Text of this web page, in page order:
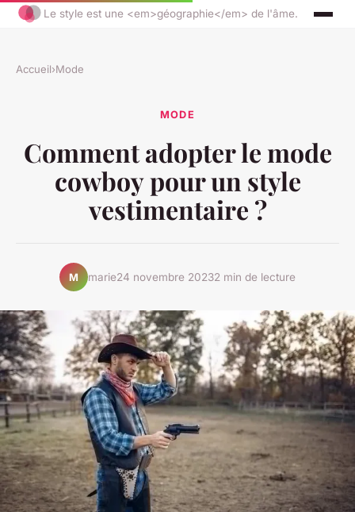
Le style est une <em>géographie</em> de l'âme.
Accueil›Mode
MODE
Comment adopter le mode
cowboy pour un style
vestimentaire ?
M marie24 novembre 20232 min de lecture